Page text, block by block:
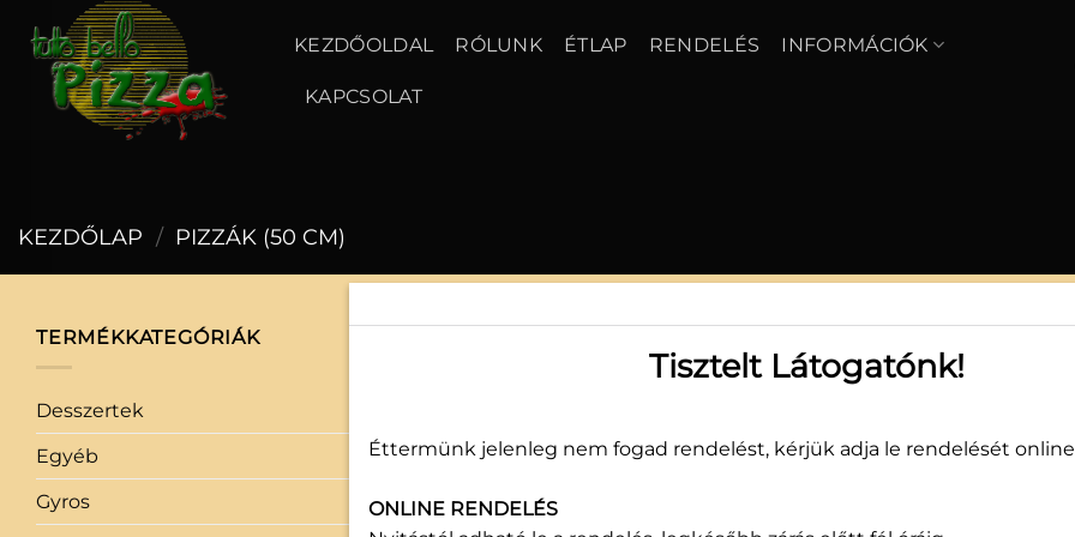
content
KEZDŐOLDAL RÓLUNK ÉTLAP RENDELÉS INFORMÁCIÓK
KAPCSOLAT
KEZDŐLAP / PIZZÁK (50 CM)
TERMÉKKATEGÓRIÁK
Desszertek
Egyéb
Gyros
7
Tisztelt Látogatónk!
Éttermünk jelenleg nem fogad rendelést, kérjük adja le rendelését
ONLINE RENDELÉS